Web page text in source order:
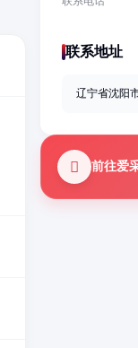
联系地址
辽宁省沈阳
前往爱